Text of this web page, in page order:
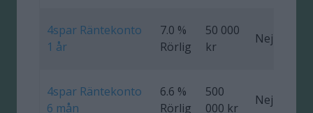
4spar Räntekonto
1 år
7.0 %
Rörlig
50 000
kr
Nej
4spar Räntekonto
6 mån
6.6 %
Rörlig
500
000 kr
Nej